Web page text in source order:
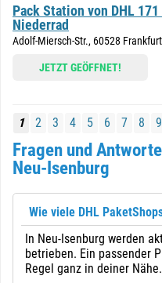
Pack Station von DHL
Niederrad
Adolf-Miersch-Str., 60528
JETZT GEÖFFNET!
1 2 3 4 5 6 7 8 9
Fragen und
Neu-Isenburg
Wie viele DHL
In Neu-Isenburg werden
betrieben. Ein passender
Regel ganz in deiner Nähe.